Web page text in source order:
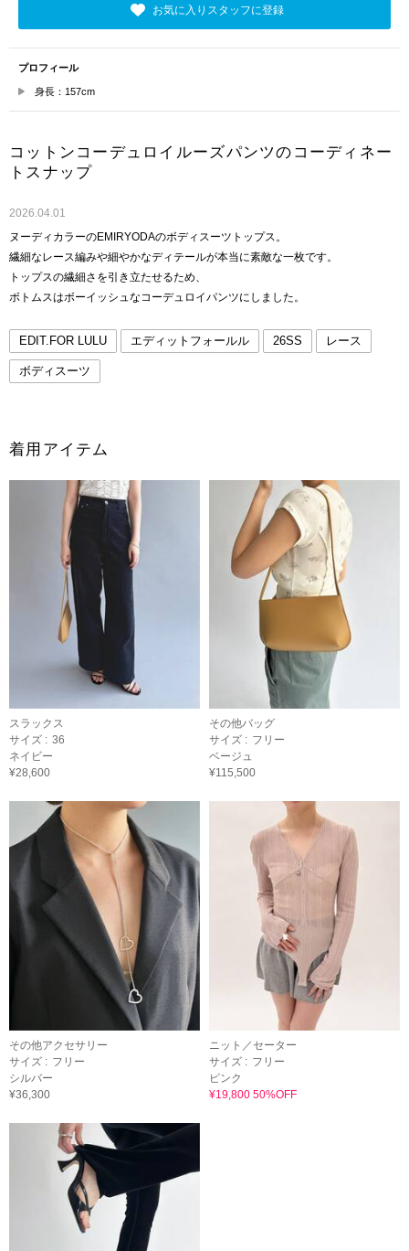
お気に入りスタッフに登録
プロフィール
身長：157cm
コットンコーデュロイルーズパンツのコーディネー
トスナップ
2026.04.01
ヌーディカラーのEMIRYODAのボディスーツトップス。
繊細なレース編みや細やかなディテールが本当に素敵な一枚です。
トップスの繊細さを引き立たせるため、
ボトムスはボーイッシュなコーデュロイパンツにしました。
EDIT.FOR LULU エディットフォールル 26SS レース
ボディスーツ
着用アイテム
スラックス
サイズ : 36
ネイビー
¥28,600
その他バッグ
サイズ : フリー
ベージュ
¥115,500
その他アクセサリー
サイズ : フリー
シルバー
¥36,300
ニット／セーター
サイズ : フリー
ピンク
¥19,800 50%OFF